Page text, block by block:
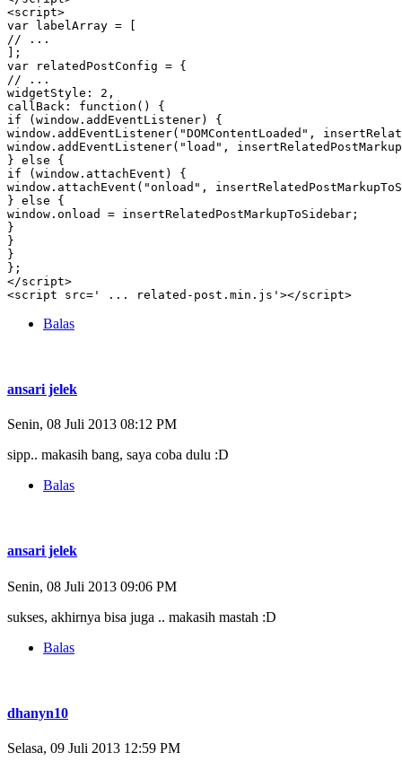
<script>
var labelArray = [
// ...
];
var relatedPostConfig = {
// ...
widgetStyle: 2,
callBack: function() {
if (window.addEventListener) {
window.addEventListener("DOMContentLoaded",
window.addEventListener("load",
} else {
if (window.attachEvent) {
window.attachEvent("onload",
} else {
window.onload = insertRelatedPostMarkupToSidebar;
}
}
}
};
</script>
<script src=' ... related-post.min.js'></script>
Balas
ansari jelek
Senin, 08 Juli 2013 08:12 PM
sipp.. makasih bang, saya coba dulu :D
Balas
ansari jelek
Senin, 08 Juli 2013 09:06 PM
sukses, akhirnya bisa juga .. makasih mastah :D
Balas
dhanyn10
Selasa, 09 Juli 2013 12:59 PM